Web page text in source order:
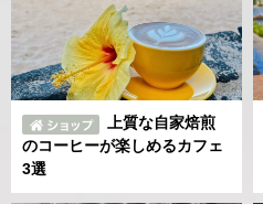
上質な自家焙煎
のコーヒーが楽しめるカフェ
3選